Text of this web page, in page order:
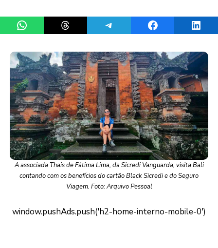
Share on WhatsAppShare on ThreadsShare on TelegramShare on Facebook
A associada Thais de Fátima Lima, da Sicredi Vanguarda, visita Bali
contando com os benefícios do cartão Black Sicredi e do Seguro
Viagem. Foto: Arquivo Pessoal